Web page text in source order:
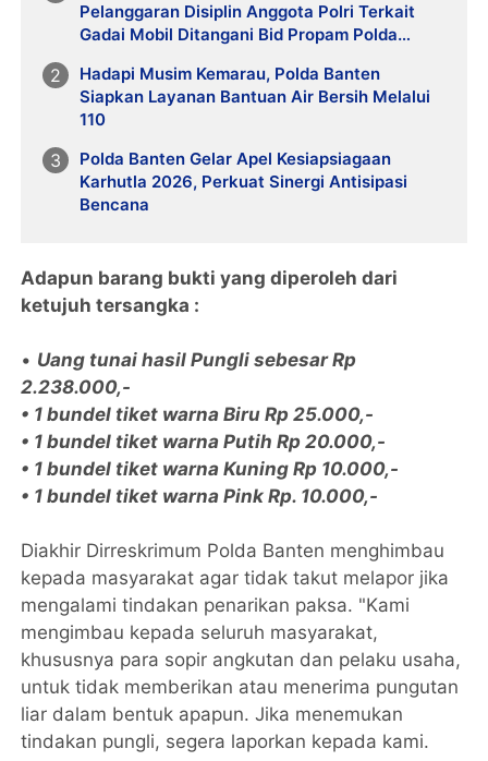
Pelanggaran Disiplin Anggota Polri Terkait
Gadai Mobil Ditangani Bid Propam Polda
Hadapi Musim Kemarau, Polda Banten
Siapkan Layanan Bantuan Air Bersih Melalui
110
Polda Banten Gelar Apel Kesiapsiagaan
Karhutla 2026, Perkuat Sinergi Antisipasi
Bencana
Adapun barang bukti yang diperoleh dari
ketujuh tersangka :
• Uang tunai hasil Pungli sebesar Rp
2.238.000,-
• 1 bundel tiket warna Biru Rp 25.000,-
• 1 bundel tiket warna Putih Rp 20.000,-
• 1 bundel tiket warna Kuning Rp 10.000,-
• 1 bundel tiket warna Pink Rp. 10.000,-
Diakhir Dirreskrimum Polda Banten menghimbau
kepada masyarakat agar tidak takut melapor jika
mengalami tindakan penarikan paksa. "Kami
mengimbau kepada seluruh masyarakat,
khususnya para sopir angkutan dan pelaku usaha,
untuk tidak memberikan atau menerima pungutan
liar dalam bentuk apapun. Jika menemukan
tindakan pungli, segera laporkan kepada kami.